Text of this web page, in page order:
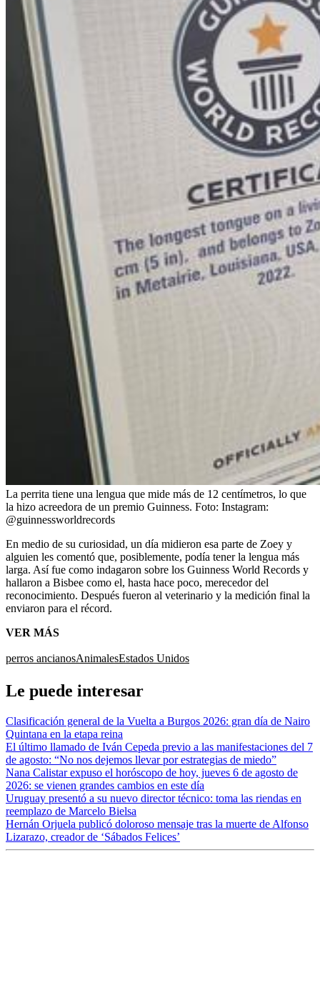
La perrita tiene una lengua que mide más de 12 centímetros, lo que
la hizo acreedora de un premio Guinness. Foto: Instagram:
@guinnessworldrecords
En medio de su curiosidad, un día midieron esa parte de Zoey y
alguien les comentó que, posiblemente, podía tener la lengua más
larga. Así fue como indagaron sobre los Guinness World Records y
hallaron a Bisbee como el, hasta hace poco, merecedor del
reconocimiento. Después fueron al veterinario y la medición final la
enviaron para el récord.
VER MÁS
perros ancianosAnimalesEstados Unidos
Le puede interesar
Clasificación general de la Vuelta a Burgos 2026: gran día de Nairo
Quintana en la etapa reina
El último llamado de Iván Cepeda previo a las manifestaciones del 7
de agosto: “No nos dejemos llevar por estrategias de miedo”
Nana Calistar expuso el horóscopo de hoy, jueves 6 de agosto de
2026: se vienen grandes cambios en este día
Uruguay presentó a su nuevo director técnico: toma las riendas en
reemplazo de Marcelo Bielsa
Hernán Orjuela publicó doloroso mensaje tras la muerte de Alfonso
Lizarazo, creador de ‘Sábados Felices’